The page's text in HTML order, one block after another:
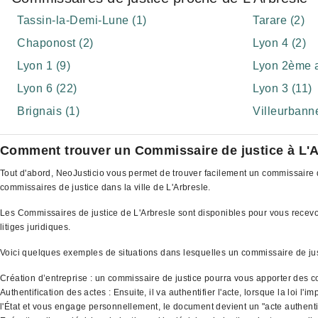
Tassin-la-Demi-Lune (1)
Tarare (2)
Chaponost (2)
Lyon 4 (2)
Lyon 1 (9)
Lyon 2ème
Lyon 6 (22)
Lyon 3 (11)
Brignais (1)
Comment trouver un Commissaire de justice à
Tout d'abord, NeoJusticio vous permet de trouver facilement un
commissaires de justice dans la ville de L'Arbresle.
Les Commissaires de justice de L'Arbresle sont disponibles pour vous
litiges juridiques.
Voici quelques exemples de situations dans lesquelles un commissaire de
Création d’entreprise : un commissaire de justice pourra vous apporter des
Authentification des actes : Ensuite, il va authentifier l'acte, lorsque la loi
l'État et vous engage personnellement, le document devient un "acte